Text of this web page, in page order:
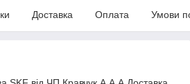
Доставка Оплата Умови